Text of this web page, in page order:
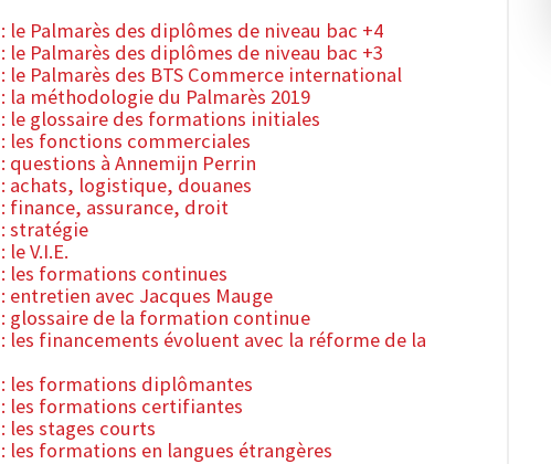
le Palmarès des diplômes de niveau bac +4
le Palmarès des diplômes de niveau bac +3
le Palmarès des BTS Commerce international
la méthodologie du Palmarès 2019
le glossaire des formations initiales
les fonctions commerciales
questions à Annemijn Perrin
achats, logistique, douanes
finance, assurance, droit
stratégie
V.I.E.
les formations continues
entretien avec Jacques Mauge
glossaire de la formation continue
les financements évoluent avec la réforme de la
les formations diplômantes
les formations certifiantes
les stages courts
les formations en langues étrangères